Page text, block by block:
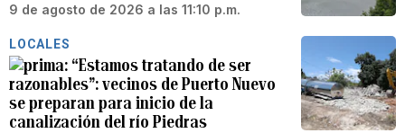
9 de agosto de 2026 a las 11:10 p.m.
LOCALES
“Estamos tratando de ser
razonables”: vecinos de Puerto Nuevo
se preparan para inicio de la
canalización del río Piedras